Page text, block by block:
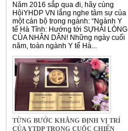
Năm 2016 sắp qua đi, hãy cùng
HộiYHDP VN lắng nghe tâm sự của
một cán bộ trong ngành: “Ngành Y
tế Hà Tĩnh: Hướng tới SỰHÀI LÒNG
CỦA NHÂN DÂN! Những ngày cuối
năm, toàn ngành Y tế Hà...
TỪNG BƯỚC KHẲNG ĐỊNH VỊ TRÍ
CỦA YTDP TRONG CUỘC CHIẾN